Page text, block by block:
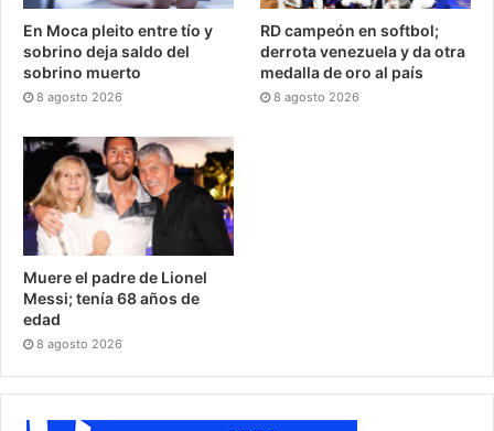
En Moca pleito entre tío y
sobrino deja saldo del
sobrino muerto
8 agosto 2026
RD campeón en softbol;
derrota venezuela y da otra
medalla de oro al país
8 agosto 2026
Muere el padre de Lionel
Messi; tenía 68 años de
edad
8 agosto 2026